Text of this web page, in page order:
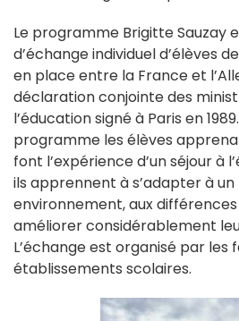
Le programme Brigitte Sauzay
d’échange individuel d’élèves
en place entre la France et
déclaration conjointe des
l’éducation signé à Paris en
programme les élèves
font l’expérience d’un séjour à
ils apprennent à s’adapter à un
environnement, aux
améliorer considérablement
L’échange est organisé par les
établissements scolaires.